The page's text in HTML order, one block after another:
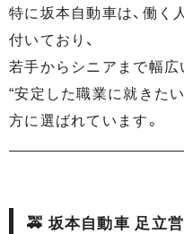
特に坂本自動車は、働く
付いており、
若手からシニアまで幅広
“安定した職業に就きた
方に選ばれています。
🚕 坂本自動車 足立